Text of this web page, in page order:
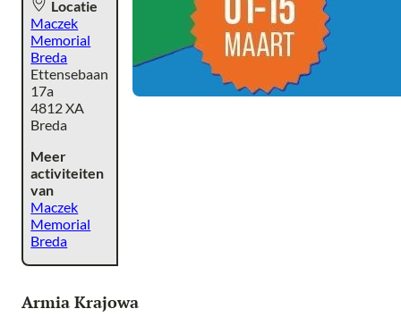
Locatie
Maczek
Memorial
Breda
Ettensebaan
17a
4812 XA
Breda
Meer
activiteiten
van
Maczek
Memorial
Breda
Armia Krajowa